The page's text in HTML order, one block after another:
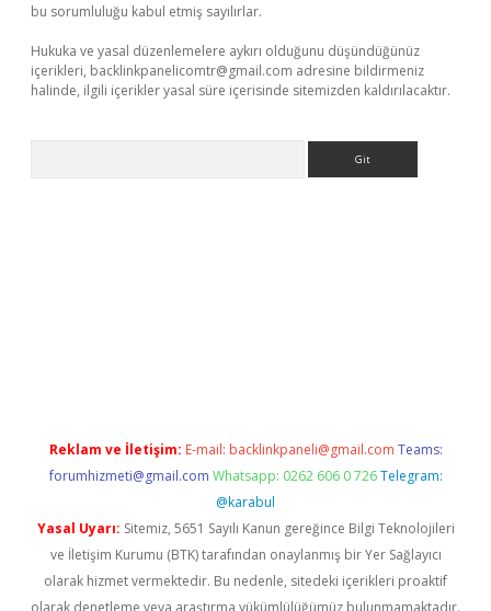
bu sorumluluğu kabul etmiş sayılırlar.
Hukuka ve yasal düzenlemelere aykırı olduğunu düşündüğünüz
içerikleri, backlinkpanelicomtr@gmail.com adresine bildirmeniz
halinde, ilgili içerikler yasal süre içerisinde sitemizden kaldırılacaktır.
Reklam ve İletişim: E-mail: backlinkpaneli@gmail.com Teams:
forumhizmeti@gmail.com Whatsapp: 0262 606 0 726 Telegram:
@karabul
Yasal Uyarı: Sitemiz, 5651 Sayılı Kanun gereğince Bilgi Teknolojileri
ve İletişim Kurumu (BTK) tarafından onaylanmış bir Yer Sağlayıcı
olarak hizmet vermektedir. Bu nedenle, sitedeki içerikleri proaktif
olarak denetleme veya araştırma yükümlülüğümüz bulunmamaktadır.